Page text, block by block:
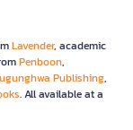
Lavender, academic
Penboon,
Publishing,
. All available at a